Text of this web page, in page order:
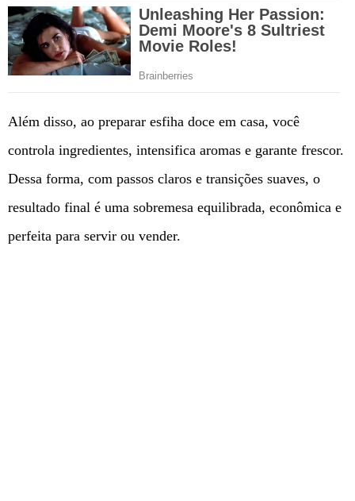
Além disso, ao preparar esfiha doce em casa, você
controla ingredientes, intensifica aromas e garante frescor.
Dessa forma, com passos claros e transições suaves, o
resultado final é uma sobremesa equilibrada, econômica e
perfeita para servir ou vender.